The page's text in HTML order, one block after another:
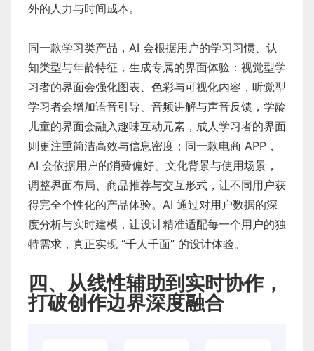
外的人力与时间成本。
同一款学习类产品，AI 会根据用户的学习习惯、认
知类型与年龄特征，生成专属的界面体验：视觉型学
习者的界面会强化图表、色彩与可视化内容，听觉型
学习者会增加语音引导、音频讲解与声音反馈，学龄
儿童的界面会融入趣味互动元素，成人学习者的界面
则更注重简洁高效与信息密度；同一款电商 APP，
AI 会依据用户的消费偏好、文化背景与使用场景，
调整界面布局、商品推荐与交互形式，让不同用户获
得完全个性化的产品体验。AI 通过对用户数据的深
度分析与实时建模，让设计精准适配每一个用户的独
特需求，真正实现 “千人千面” 的设计体验。
四、从线性辅助到实时协作，
打破创作边界深度融合